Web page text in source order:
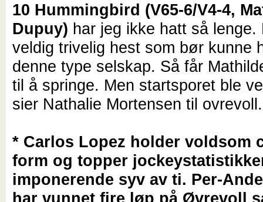
10 Hummingbird (V65-6/V4-4,
Dupuy) har jeg ikke hatt så lenge.
veldig trivelig hest som bør kunne
denne type selskap. Så får
til å springe. Men startsporet ble
sier Nathalie Mortensen til
* Carlos Lopez holder voldsom
form og topper
imponerende syv av ti. Per-
har vunnet fire løp på Øvrevoll